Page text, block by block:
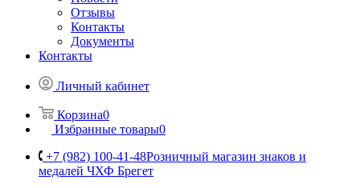
Отзывы
Контакты
Документы
Контакты
Личный кабинет
Корзина0
Избранные товары0
+7 (982) 100-41-48Розничный магазин знаков и
медалей ЧХФ Брегет